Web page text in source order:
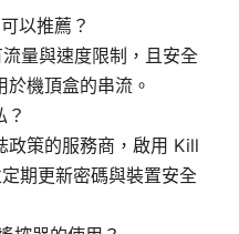
以推薦？
量與速度限制，且安全
機頂盒的串流。
政策的服務商，啟用 Kill
期更新密碼與裝置安全